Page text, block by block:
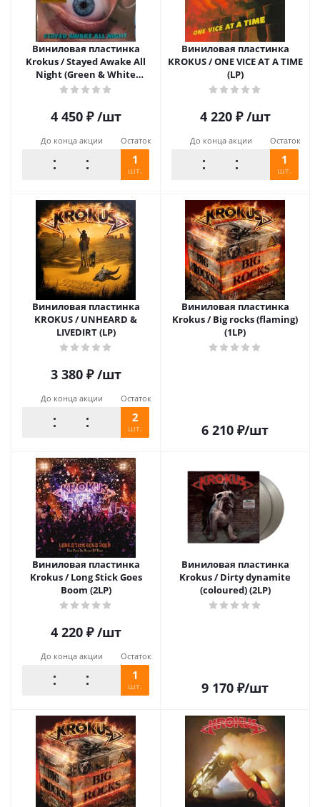
Виниловая пластинка
Krokus / Stayed Awake All
Night (Green & White
Marbled Vinyl) (1LP)
4 450₽ /шт
До конца акции Остаток
1
шт.
Виниловая пластинка
KROKUS / ONE VICE AT A TIME
(LP)
4 220₽ /шт
До конца акции Остаток
1
шт.
Виниловая пластинка
KROKUS / UNHEARD &
LIVEDIRT (LP)
3 380₽ /шт
До конца акции Остаток
2
шт.
Виниловая пластинка
Krokus / Big rocks (flaming)
(1LP)
6 210 ₽/шт
Виниловая пластинка
Krokus / Long Stick Goes
Boom (2LP)
4 220₽ /шт
До конца акции Остаток
1
шт.
Виниловая пластинка
Krokus / Dirty dynamite
(coloured) (2LP)
9 170 ₽/шт